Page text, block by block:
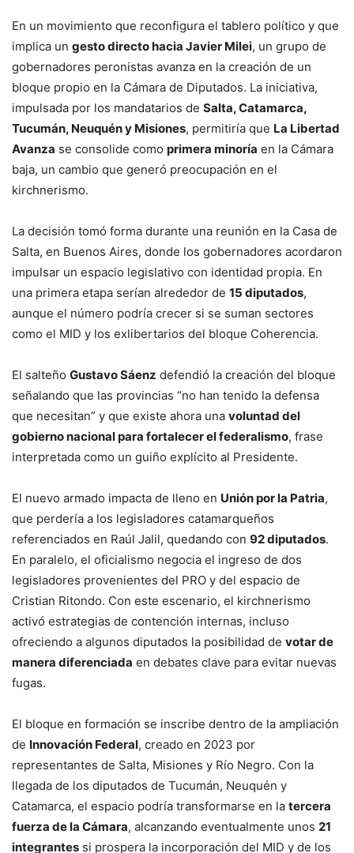
En un movimiento que reconfigura el tablero político y que
implica un gesto directo hacia Javier Milei, un grupo de
gobernadores peronistas avanza en la creación de un
bloque propio en la Cámara de Diputados. La iniciativa,
impulsada por los mandatarios de Salta, Catamarca,
Tucumán, Neuquén y Misiones, permitiría que La Libertad
Avanza se consolide como primera minoría en la Cámara
baja, un cambio que generó preocupación en el
kirchnerismo.
La decisión tomó forma durante una reunión en la Casa de
Salta, en Buenos Aires, donde los gobernadores acordaron
impulsar un espacio legislativo con identidad propia. En
una primera etapa serían alrededor de 15 diputados,
aunque el número podría crecer si se suman sectores
como el MID y los exlibertarios del bloque Coherencia.
El salteño Gustavo Sáenz defendió la creación del bloque
señalando que las provincias “no han tenido la defensa
que necesitan” y que existe ahora una voluntad del
gobierno nacional para fortalecer el federalismo, frase
interpretada como un guiño explícito al Presidente.
El nuevo armado impacta de lleno en Unión por la Patria,
que perdería a los legisladores catamarqueños
referenciados en Raúl Jalil, quedando con 92 diputados.
En paralelo, el oficialismo negocia el ingreso de dos
legisladores provenientes del PRO y del espacio de
Cristian Ritondo. Con este escenario, el kirchnerismo
activó estrategias de contención internas, incluso
ofreciendo a algunos diputados la posibilidad de votar de
manera diferenciada en debates clave para evitar nuevas
fugas.
El bloque en formación se inscribe dentro de la ampliación
de Innovación Federal, creado en 2023 por
representantes de Salta, Misiones y Río Negro. Con la
llegada de los diputados de Tucumán, Neuquén y
Catamarca, el espacio podría transformarse en la tercera
fuerza de la Cámara, alcanzando eventualmente unos 21
integrantes si prospera la incorporación del MID y de los